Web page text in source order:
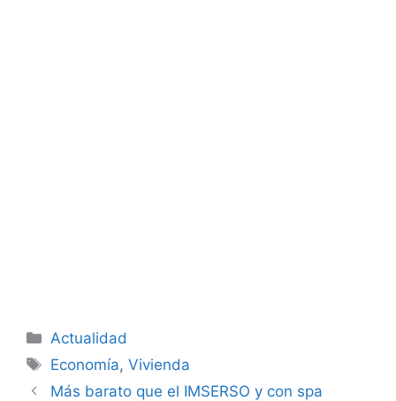
Categorías
Actualidad
Etiquetas
Economía,Vivienda
Más barato que el IMSERSO y con spa